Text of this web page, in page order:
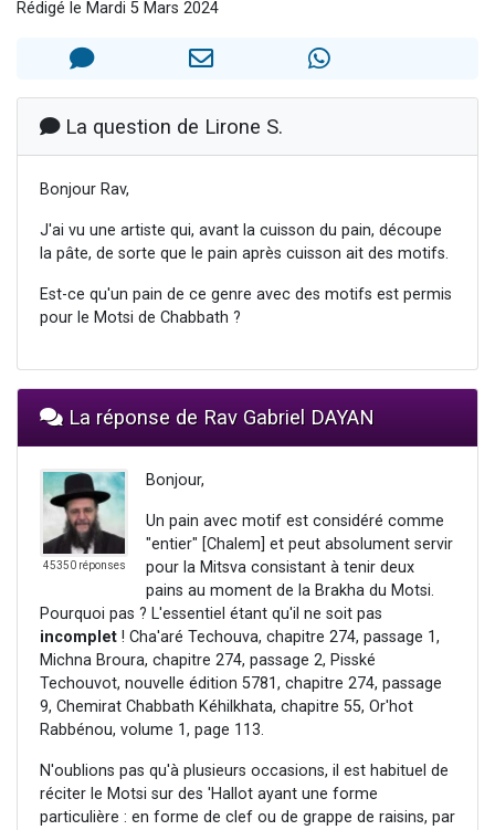
3 personnes viennent de faire un don pour Diane, 80 ans, dans un appartement insalubre
5 personnes viennent de faire un don pour Reloger Rivka, 6 enfants, victime de violences...
Rédigé le Mardi 5 Mars 2024
La question de Lirone S.
Bonjour Rav,
J'ai vu une artiste qui, avant la cuisson du pain, découpe
la pâte, de sorte que le pain après cuisson ait des motifs.
Est-ce qu'un pain de ce genre avec des motifs est permis
pour le Motsi de Chabbath ?
La réponse de Rav Gabriel DAYAN
45350 réponses
Bonjour,
Un pain avec motif est considéré comme
"entier" [Chalem] et peut absolument servir
pour la Mitsva consistant à tenir deux
pains au moment de la Brakha du Motsi.
Pourquoi pas ? L'essentiel étant qu'il ne soit pas
incomplet ! Cha'aré Techouva, chapitre 274, passage 1,
Michna Broura, chapitre 274, passage 2, Pisské
Techouvot, nouvelle édition 5781, chapitre 274, passage
9, Chemirat Chabbath Kéhilkhata, chapitre 55, Or'hot
Rabbénou, volume 1, page 113.
N'oublions pas qu'à plusieurs occasions, il est habituel de
réciter le Motsi sur des 'Hallot ayant une forme
particulière : en forme de clef ou de grappe de raisins, par